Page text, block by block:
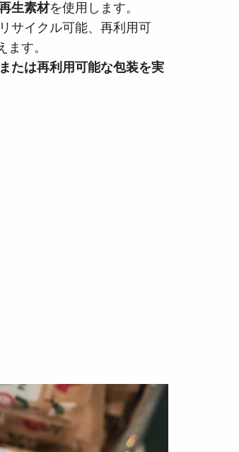
生素材を使用します。
サイクル可能、再利用可
す。
たは再利用可能な包装を実